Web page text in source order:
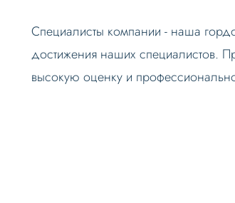
Специалисты компании - наша
достижения наших специалистов.
высокую оценку и